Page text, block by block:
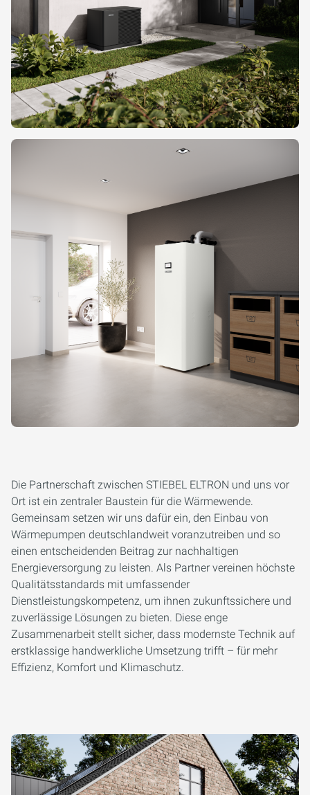
Die Partnerschaft zwischen STIEBEL ELTRON und uns vor
Ort ist ein zentraler Baustein für die Wärmewende.
Gemeinsam setzen wir uns dafür ein, den Einbau von
Wärmepumpen deutschlandweit voranzutreiben und so
einen entscheidenden Beitrag zur nachhaltigen
Energieversorgung zu leisten. Als Partner vereinen höchste
Qualitätsstandards mit umfassender
Dienstleistungskompetenz, um ihnen zukunftssichere und
zuverlässige Lösungen zu bieten. Diese enge
Zusammenarbeit stellt sicher, dass modernste Technik auf
erstklassige handwerkliche Umsetzung trifft – für mehr
Effizienz, Komfort und Klimaschutz.